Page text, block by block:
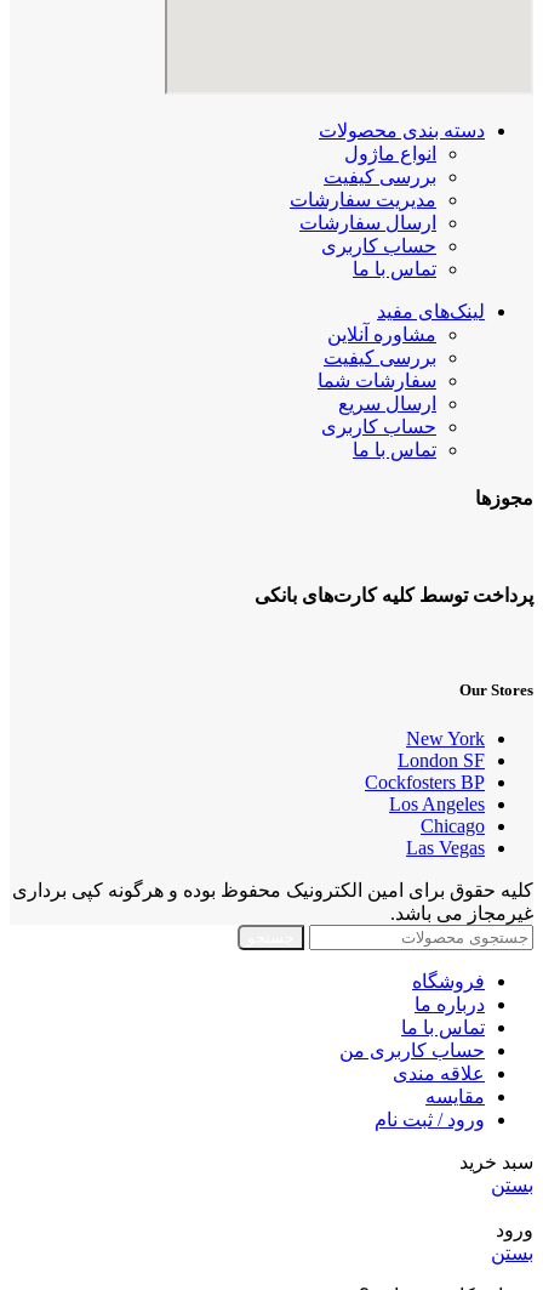
دسته بندی محصولات
انواع ماژول
بررسی کیفیت
مدیریت سفارشات
ارسال سفارشات
حساب کاربری
تماس با ما
لینک‌های مفید
مشاوره آنلاین
بررسی کیفیت
سفارشات شما
ارسال سریع
حساب کاربری
تماس با ما
مجوزها
پرداخت توسط کلیه کارت‌های بانکی
Our Stores
New York
London SF
Cockfosters BP
Los Angeles
Chicago
Las Vegas
کلیه حقوق برای امین الکترونیک محفوظ بوده و هرگونه کپی برداری
غیرمجاز می باشد.
فروشگاه
درباره ما
تماس با ما
حساب کاربری من
علاقه مندی
مقايسه
ورود / ثبت نام
سبد خرید
بستن
ورود
بستن